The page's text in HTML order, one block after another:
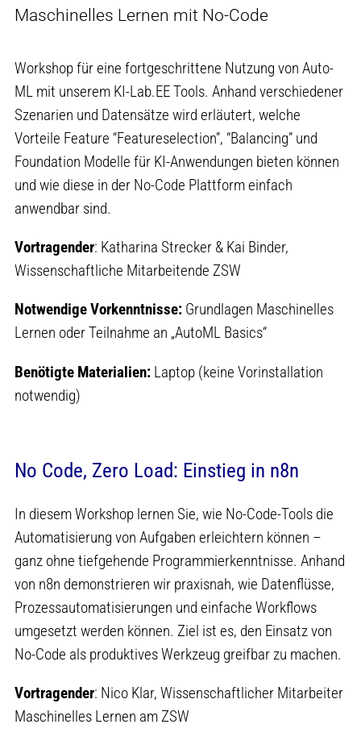
Maschinelles Lernen mit No-Code
Workshop für eine fortgeschrittene Nutzung von Auto-
ML mit unserem KI-Lab.EE Tools. Anhand verschiedener
Szenarien und Datensätze wird erläutert, welche
Vorteile Feature “Featureselection”, “Balancing” und
Foundation Modelle für KI-Anwendungen bieten können
und wie diese in der No-Code Plattform einfach
anwendbar sind.
Vortragender: Katharina Strecker & Kai Binder,
Wissenschaftliche Mitarbeitende ZSW
Notwendige Vorkenntnisse: Grundlagen Maschinelles
Lernen oder Teilnahme an „AutoML Basics“
Benötigte Materialien: Laptop (keine Vorinstallation
notwendig)
No Code, Zero Load: Einstieg in n8n
In diesem Workshop lernen Sie, wie No-Code-Tools die
Automatisierung von Aufgaben erleichtern können –
ganz ohne tiefgehende Programmierkenntnisse. Anhand
von n8n demonstrieren wir praxisnah, wie Datenflüsse,
Prozessautomatisierungen und einfache Workflows
umgesetzt werden können. Ziel ist es, den Einsatz von
No-Code als produktives Werkzeug greifbar zu machen.
Vortragender: Nico Klar, Wissenschaftlicher Mitarbeiter
Maschinelles Lernen am ZSW